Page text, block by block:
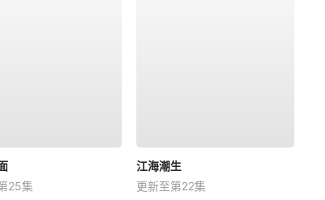
25集
江海潮生
更新至第22集